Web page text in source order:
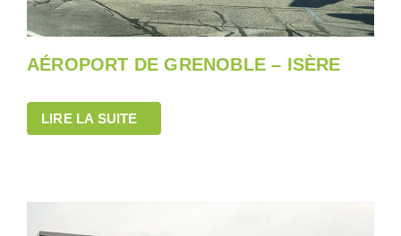
AÉROPORT DE GRENOBLE – ISÈRE
LIRE LA SUITE